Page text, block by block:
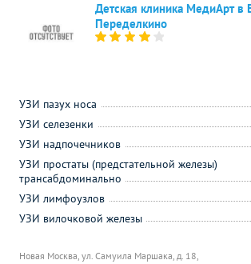
Детская клиника МедиАрт в
Переделкино
Новая Москва, ул. Самуила Маршака, д. 18,
УЗИ пазух носа
УЗИ селезенки
УЗИ надпочечников
УЗИ простаты (предстательной железы)
трансабдоминально
УЗИ лимфоузлов
УЗИ вилочковой железы